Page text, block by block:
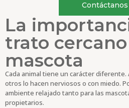
Contáctanos
La
trato
mascota
Cada animal tiene un carácter
otros lo hacen nerviosos o con miedo.
ambiente relajado tanto para las
propietarios.